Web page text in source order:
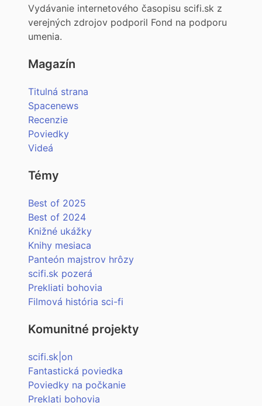
Vydávanie internetového časopisu scifi.sk z
verejných zdrojov podporil Fond na podporu
umenia.
Magazín
Titulná strana
Spacenews
Recenzie
Poviedky
Videá
Témy
Best of 2025
Best of 2024
Knižné ukážky
Knihy mesiaca
Panteón majstrov hrôzy
scifi.sk pozerá
Prekliati bohovia
Filmová história sci-fi
Komunitné projekty
scifi.sk|on
Fantastická poviedka
Poviedky na počkanie
Preklati bohovia